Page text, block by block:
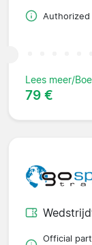
Authorized
Lees meer/
79 €
Official